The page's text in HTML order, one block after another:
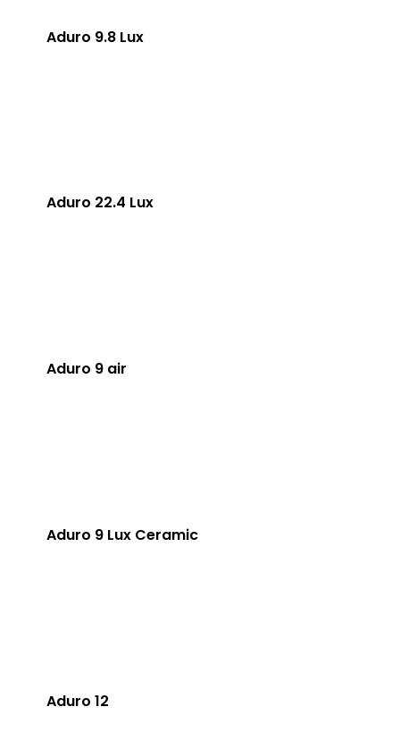
Aduro 9.8 Lux
Aduro 22.4 Lux
Aduro 9 air
Aduro 9 Lux Ceramic
Aduro 12